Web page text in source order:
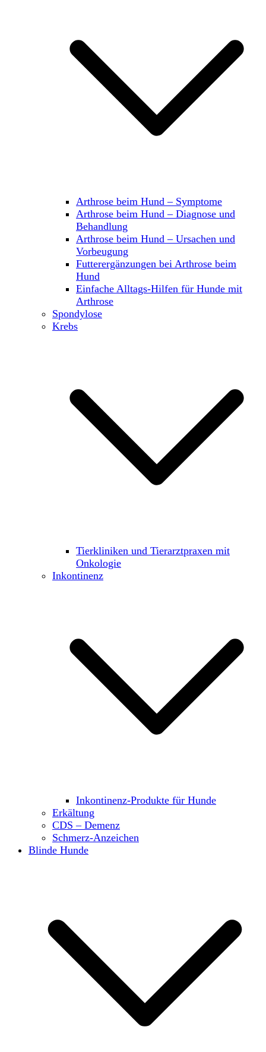
Arthrose beim Hund – Symptome
Arthrose beim Hund – Diagnose und
Behandlung
Arthrose beim Hund – Ursachen und
Vorbeugung
Futterergänzungen bei Arthrose beim
Hund
Einfache Alltags-Hilfen für Hunde mit
Arthrose
Spondylose
Krebs
Tierkliniken und Tierarztpraxen mit
Onkologie
Inkontinenz
Inkontinenz-Produkte für Hunde
Erkältung
CDS – Demenz
Schmerz-Anzeichen
Blinde Hunde